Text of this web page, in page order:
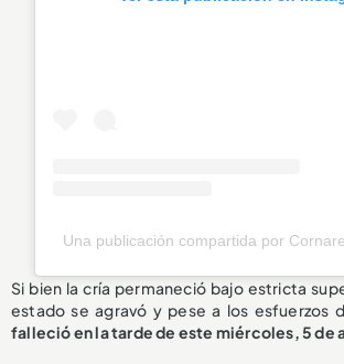
Una publicación compartida por
Si bien la cría permaneció bajo estricta
estado se agravó y pese a los esfuerzos
falleció en la tarde de este miércoles, 5 de